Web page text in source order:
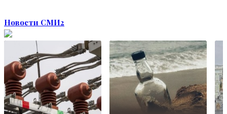
Новости СМИ2